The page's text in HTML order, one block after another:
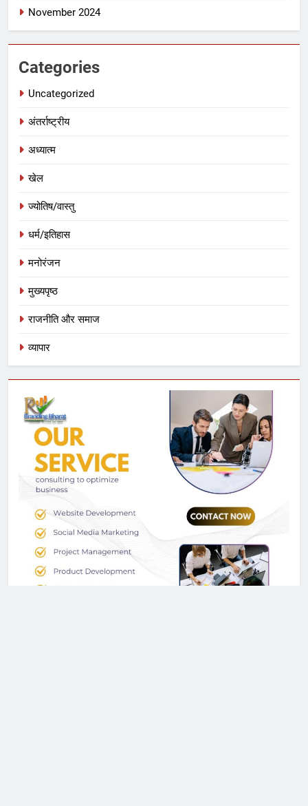
November 2024
Categories
Uncategorized
अंतर्राष्ट्रीय
अध्यात्म
खेल
ज्योतिष/वास्तु
धर्म/इतिहास
मनोरंजन
मुख्यपृष्ठ
राजनीति और समाज
व्यापार